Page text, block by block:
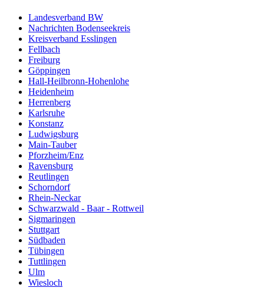
Landesverband BW
Nachrichten Bodenseekreis
Kreisverband Esslingen
Fellbach
Freiburg
Göppingen
Hall-Heilbronn-Hohenlohe
Heidenheim
Herrenberg
Karlsruhe
Konstanz
Ludwigsburg
Main-Tauber
Pforzheim/Enz
Ravensburg
Reutlingen
Schorndorf
Rhein-Neckar
Schwarzwald - Baar - Rottweil
Sigmaringen
Stuttgart
Südbaden
Tübingen
Tuttlingen
Ulm
Wiesloch